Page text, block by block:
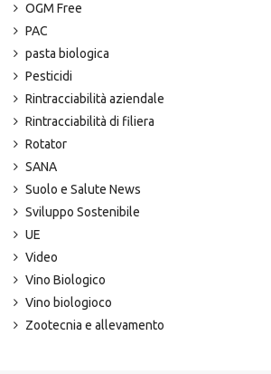
OGM Free
PAC
pasta biologica
Pesticidi
Rintracciabilità aziendale
Rintracciabilità di filiera
Rotator
SANA
Suolo e Salute News
Sviluppo Sostenibile
UE
Video
Vino Biologico
Vino biologioco
Zootecnia e allevamento